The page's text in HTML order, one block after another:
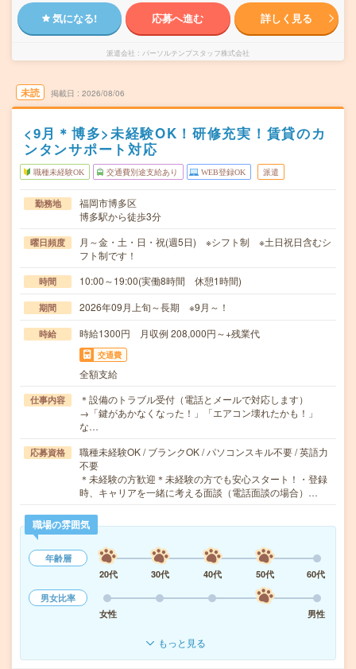
気になる! 応募へ進む 詳しく見る
派遣会社 パーソルテンプスタッフ株式会社
未読 掲載日 2026/08/06
<9月＊博多>未経験OK！研修充実！賃貸のカ
ンタンサポート対応
職種未経験OK 交通費別途支給あり WEB登録OK 派遣
勤務地
福岡市博多区
博多駅から徒歩3分
曜日頻度
月～金・土・日・祝(週5日) ※シフト制 ※土日祝日含むシ
フト制です！
時間 10:00～19:00(実働8時間 休憩1時間)
期間 2026年09月上旬～長期 ※9月～！
時給 時給1300円 月収例 208,000円～+残業代
交通費
全額支給
仕事内容
＊設備のトラブル受付（電話とメールで対応します）
→「鍵があかなくなった！」「エアコン壊れたかも！」
な…
応募資格
職種未経験OK / ブランクOK / パソコンスキル不要 / 英語力
不要
＊未経験の方歓迎＊未経験の方でも安心スタート！・登録
時、キャリアを一緒に考える面談（電話面談の場合）…
職場の雰囲気
年齢層
20代
30代 40代 50代
60代
男女比率
女性
男性
もっと見る